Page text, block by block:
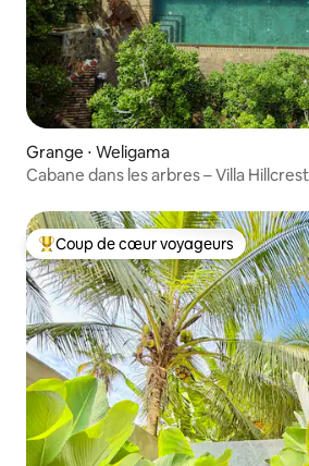
Grange ⋅ Weligama
Cabane dans les arbres – Villa
Coups de cœur voyageurs les plus
Coup de cœur voyageurs